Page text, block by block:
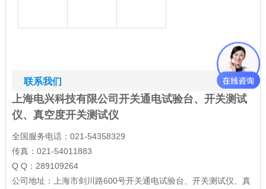
联系我们
上海电兴科技有限公司开关通电试验台、开关测试
仪、真空度开关测试仪
全国服务电话：021-54358329
传真：021-54011883
Q Q：289109264
公司地址：上海市剑川路600号开关通电试验台、开关测试仪、真